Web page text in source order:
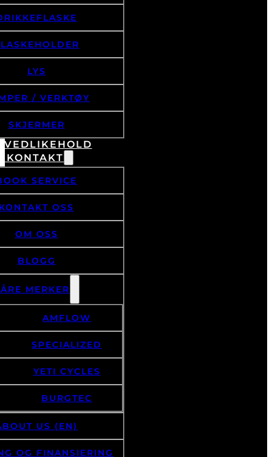
LÅS
LYS
/ VERKTØY
SKJERMER
VEDLIKEHOLD
KONTAKT
SERVICE
OSS
OM OSS
BLOGG
AMFLOW
SPECIALIZED
YETI CYCLES
BURGTEC
US (EN)